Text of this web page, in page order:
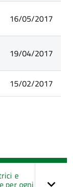
16/05/2017
19/04/2017
15/02/2017
e
per ogni